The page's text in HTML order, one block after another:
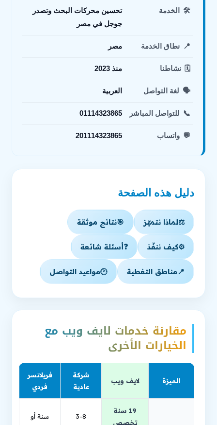
🛠️ الخدمة
تحسين محركات البحث وتصدر
جوجل في مصر
📍 نطاق الخدمة مصر
🗓️ نشاطنا منذ 2023
🗣️ لغة التواصل العربية
📞 للتواصل المباشر 01114323865
💬 واتساب 201114323865
دليل هذه الصفحة
⚖️لماذا نتميّز 🎯نتائج موثقة
⚙️كيف ننفّذ ❓أسئلة شائعة
📍مناطق التغطية 🕐مواعيد التواصل
مقارنة خدمات لايف ويب مع
الخيارات الأخرى
الميزة لايف ويب
شركة
عادية
فريلانسر
فردي
19 سنة
تخصص
3-8
سنة أو